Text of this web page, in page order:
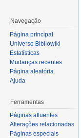
Navegação
Página principal
Universo Bibliowiki
Estatísticas
Mudanças recentes
Página aleatória
Ajuda
Ferramentas
Páginas afluentes
Alterações relacionadas
Páginas especiais